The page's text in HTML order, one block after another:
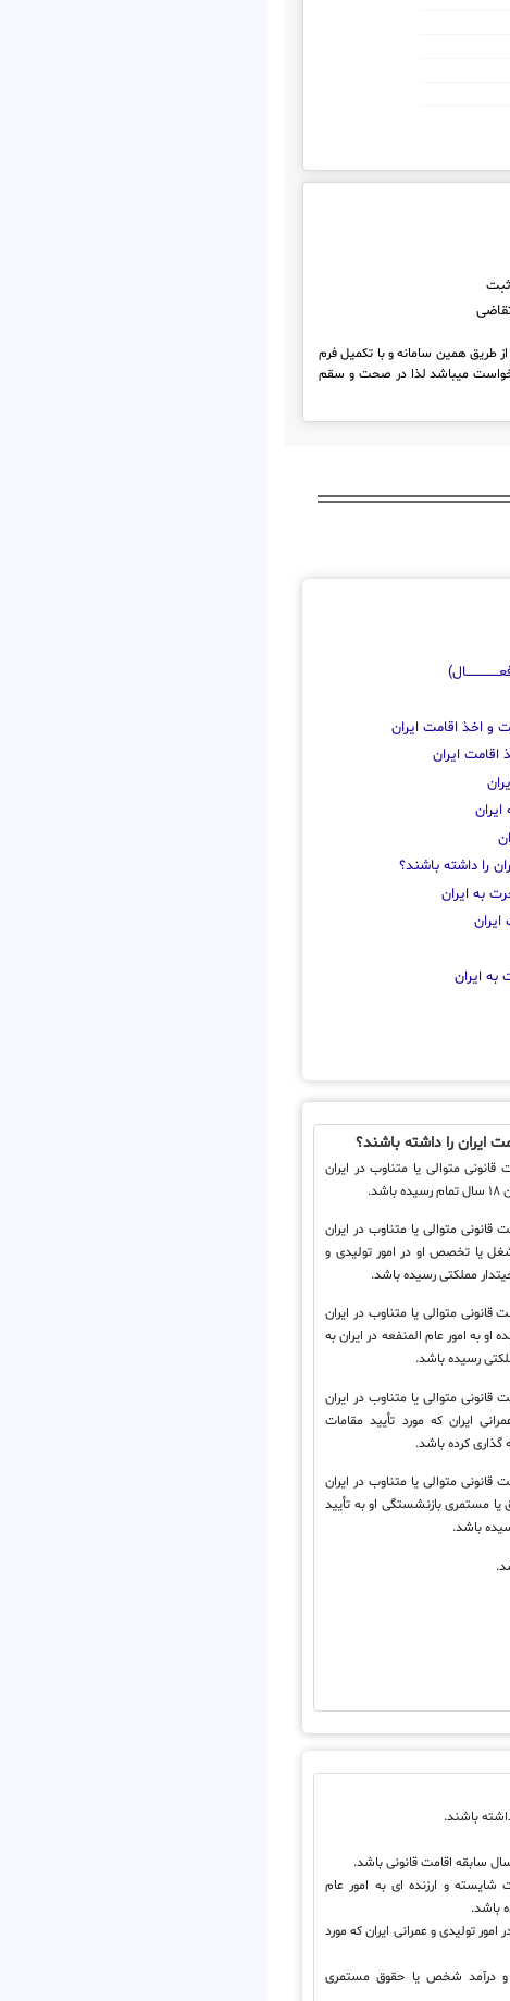
طریق همین سامانه و با تکمیل فرم
درخواست میباشد لذا در صحت و سقم
و اخذ اقامت ایران
اقامت ایران
را داشته باشند؟
به ایران
ایران
ایران را داشته باشند؟
اقامت قانونی متوالی یا متناوب در ایران
قانونی متوالی یا متناوب در ایران
یا تخصص او در امور تولیدی و
مملکتی رسیده باشد.
قانونی متوالی یا متناوب در ایران
او به امور عام المنفعه در ایران به
رسیده باشد.
قانونی متوالی یا متناوب در ایران
ایران که مورد تأیید مقامات
گذاری کرده باشد.
قانونی متوالی یا متناوب در ایران
مستمری بازنشستگی او به تأیید
باشد.
باشند.
سابقه اقامت قانونی باشد.
و ارزنده ای به امور عام
باشد.
تولیدی و عمرانی ایران که مورد
و درآمد شخص یا حقوق مستمری